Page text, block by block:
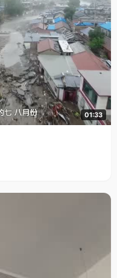
01:33